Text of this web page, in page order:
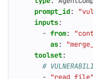
prompt_id:
inputs:
- from:
as:
toolset:
#
-
"read_file"